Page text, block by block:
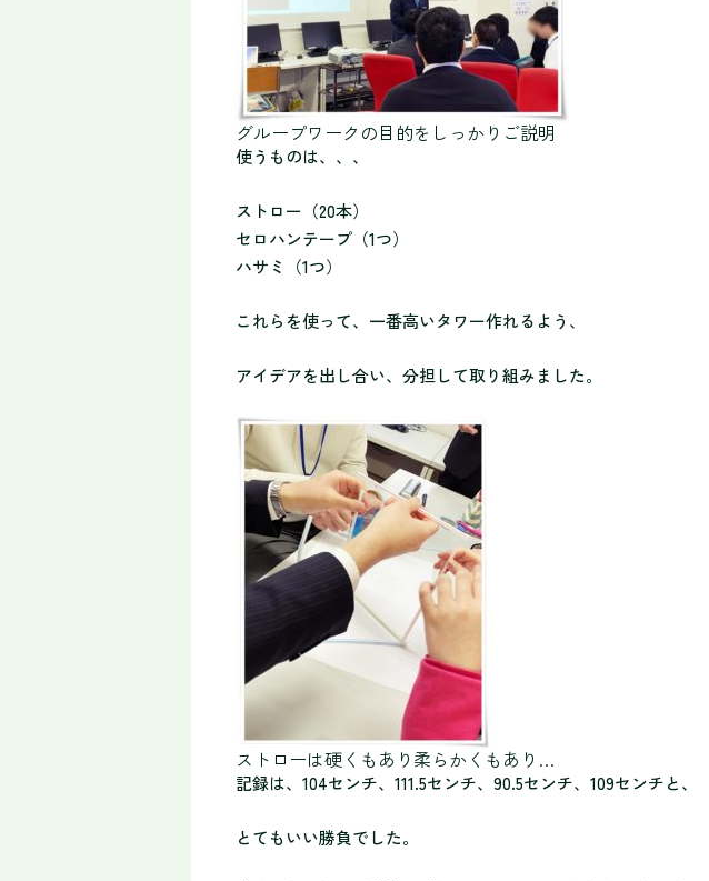
グループワークの目的をしっかりご説明
使うものは、、、
ストロー（20本）
セロハンテープ（1つ）
ハサミ（1つ）
これらを使って、一番高いタワー作れるよう、
アイデアを出し合い、分担して取り組みました。
ストローは硬くもあり柔らかくもあり…
記録は、104センチ、111.5センチ、90.5センチ、109センチと、
とてもいい勝負でした。